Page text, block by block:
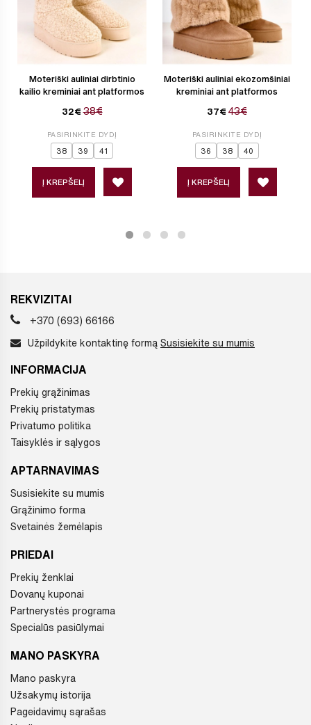
Moteriški auliniai dirbtinio
kailio kreminiai ant platformos
32€ 38€
PASIRINKITE DYDĮ
38 39 41
Į KREPŠELĮ
Moteriški auliniai ekozomšiniai
kreminiai ant platformos
37€ 43€
PASIRINKITE DYDĮ
36 38 40
Į KREPŠELĮ
REKVIZITAI
+370 (693) 66166
Užpildykite kontaktinę formą Susisiekite su mumis
INFORMACIJA
Prekių grąžinimas
Prekių pristatymas
Privatumo politika
Taisyklės ir sąlygos
APTARNAVIMAS
Susisiekite su mumis
Grąžinimo forma
Svetainės žemėlapis
PRIEDAI
Prekių ženklai
Dovanų kuponai
Partnerystės programa
Specialūs pasiūlymai
MANO PASKYRA
Mano paskyra
Užsakymų istorija
Pageidavimų sąrašas